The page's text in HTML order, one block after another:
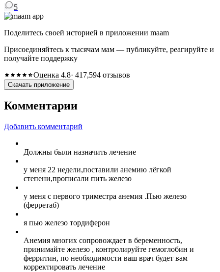
5
Поделитесь своей историей в приложении maam
Присоединяйтесь к тысячам мам — публикуйте, реагируйте и
получайте поддержку
Оценка 4.8· 417,594 отзывов
Скачать приложение
Комментарии
Добавить комментарий
Должны были назначить лечение
у меня 22 недели,поставили анемию лёгкой
степени,прописали пить железо
у меня с первого триместра анемия .Пью железо
(ферретаб)
я пью железо тордиферон
Анемия многих сопровождает в беременность,
принимайте железо , контролируйте гемоглобин и
ферритин, по необходимости ваш врач будет вам
корректировать лечение